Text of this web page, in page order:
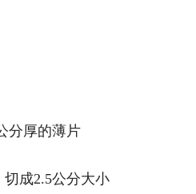
分厚的薄片
成2.5公分大小